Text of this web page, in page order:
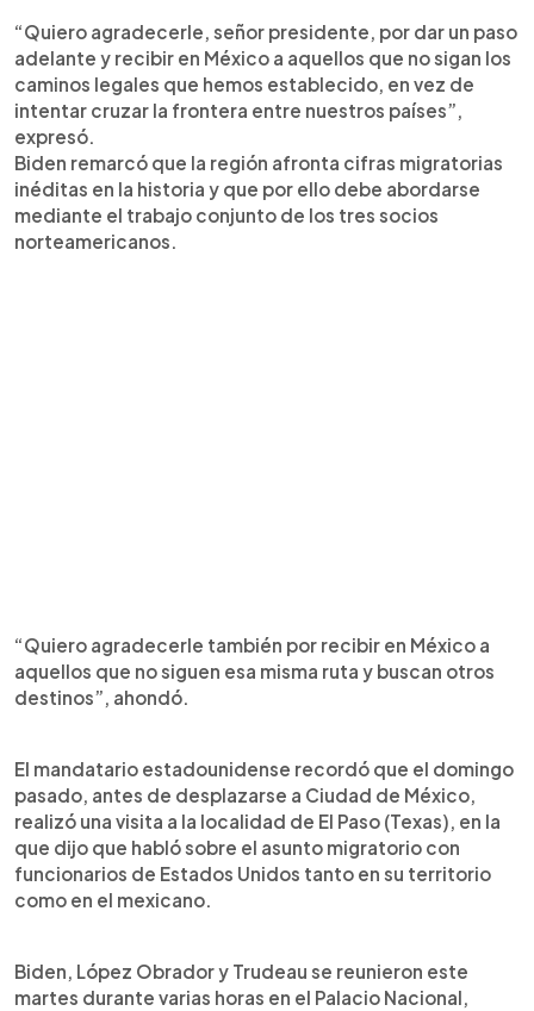
“Quiero agradecerle, señor presidente, por dar un paso
adelante y recibir en México a aquellos que no sigan los
caminos legales que hemos establecido, en vez de
intentar cruzar la frontera entre nuestros países”,
expresó.
Biden remarcó que la región afronta cifras migratorias
inéditas en la historia y que por ello debe abordarse
mediante el trabajo conjunto de los tres socios
norteamericanos.
“Quiero agradecerle también por recibir en México a
aquellos que no siguen esa misma ruta y buscan otros
destinos”, ahondó.
El mandatario estadounidense recordó que el domingo
pasado, antes de desplazarse a Ciudad de México,
realizó una visita a la localidad de El Paso (Texas), en la
que dijo que habló sobre el asunto migratorio con
funcionarios de Estados Unidos tanto en su territorio
como en el mexicano.
Biden, López Obrador y Trudeau se reunieron este
martes durante varias horas en el Palacio Nacional,